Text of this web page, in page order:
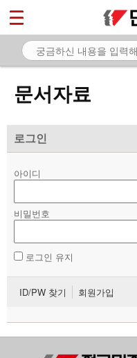
문서자료
로그인
아이디
비밀번호
로그인 유지
ID/PW 찾기 회원가입
마이페이지
소개
노동상담
자료
- 미디어자료
- 카드뉴스
부설기관